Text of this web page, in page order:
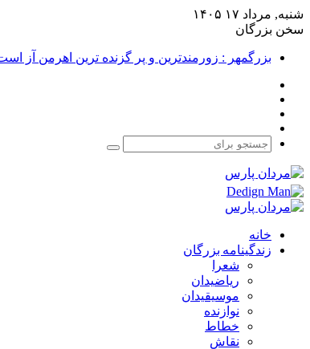
شنبه, مرداد ۱۷ ۱۴۰۵
سخن بزرگان
بزرگمهر : زورمندترین و پر گزنده ترین اهرمن آز
جستجو
خانه
زندگینامه بزرگان
شعرا
ریاضیدان
موسیقیدان
نوازنده
خطاط
نقاش